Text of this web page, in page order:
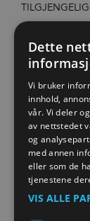
EXTRANET
KONTAKT OSS
Dette
Vi bruker
innhold,
vår. Vi deler
av nettstedet
og
med annen
eller som de
tjenestene
VIS ALLE